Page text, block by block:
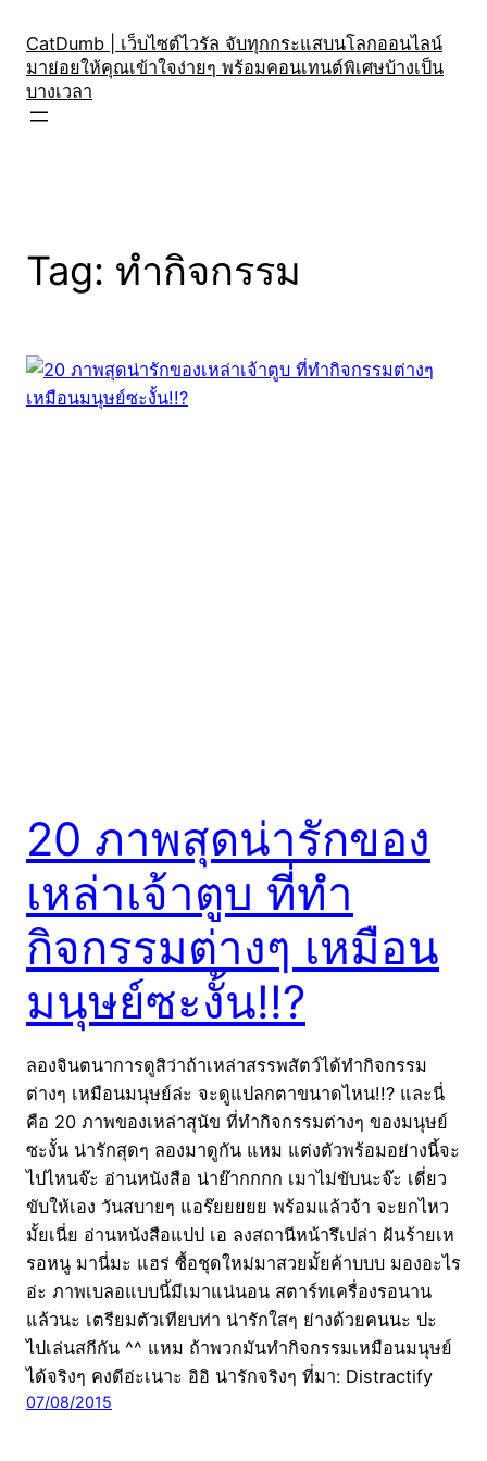
content
CatDumb | เว็บไซต์ไวรัล จับทุกกระแสบนโลกออนไลน์
มาย่อยให้คุณเข้าใจง่ายๆ พร้อมคอนเทนต์พิเศษบ้างเป็น
บางเวลา
Tag: ทำกิจกรรม
20 ภาพสุดน่ารักของ
เหล่าเจ้าตูบ ที่ทำ
กิจกรรมต่างๆ เหมือน
มนุษย์ซะงั้น!!?
ลองจินตนาการดูสิว่าถ้าเหล่าสรรพสัตว์ได้ทำกิจกรรม
ต่างๆ เหมือนมนุษย์ล่ะ จะดูแปลกตาขนาดไหน!!? และนี่
คือ 20 ภาพของเหล่าสุนัข ที่ทำกิจกรรมต่างๆ ของมนุษย์
ซะงั้น น่ารักสุดๆ ลองมาดูกัน แหม แต่งตัวพร้อมอย่างนี้จะ
ไปไหนจ๊ะ อ่านหนังสือ น่าย๊ากกกก เมาไม่ขับนะจ๊ะ เดี่ยว
ขับให้เอง วันสบายๆ แอร๊ยยยยย พร้อมแล้วจ้า จะยกไหว
มั้ยเนี่ย อ่านหนังสือแปป เอ ลงสถานีหน้ารึเปล่า ฝันร้ายเห
รอหนู มานี่มะ แฮร่ ซื้อชุดใหม่มาสวยมั้ยค้าบบบ มองอะไร
อ่ะ ภาพเบลอแบบนี้มีเมาแน่นอน สตาร์ทเครื่องรอนาน
แล้วนะ เตรียมตัวเทียบท่า น่ารักใสๆ ย่างด้วยคนนะ ปะ
ไปเล่นสกีกัน ^^ แหม ถ้าพวกมันทำกิจกรรมเหมือนมนุษย์
ได้จริงๆ คงดีอ่ะเนาะ อิอิ น่ารักจริงๆ ที่มา: Distractify
07/08/2015